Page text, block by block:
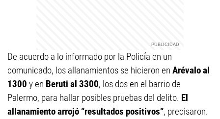
De acuerdo a lo informado por la Policía en un
comunicado, los allanamientos se hicieron en Arévalo al
1300 y en Beruti al 3300, los dos en el barrio de
Palermo, para hallar posibles pruebas del delito. El
allanamiento arrojó “resultados positivos”, precisaron.